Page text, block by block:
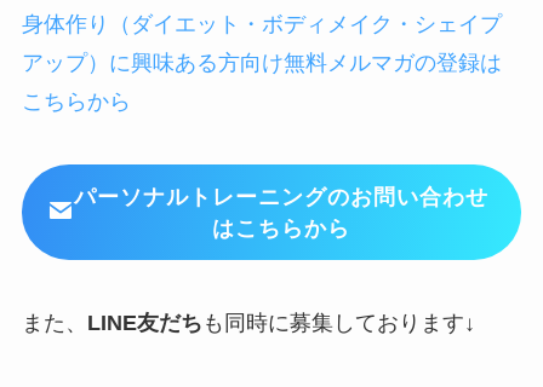
身体作り（ダイエット・ボディメイク・シェイプ
アップ）に興味ある方向け無料メルマガの登録は
こちらから
パーソナルトレーニングのお問い合わせ
はこちらから
また、 LINE友だち も同時に募集しております↓